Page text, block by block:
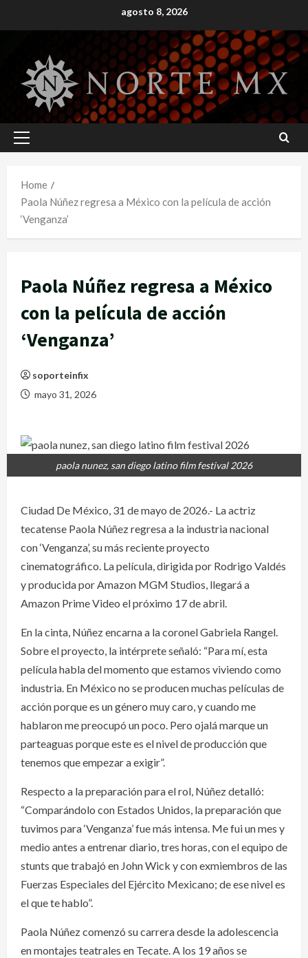
to
agosto 8, 2026
Primary
Home
Paola Núñez regresa a México con la película de acción
‘Venganza’
Paola Núñez regresa a México
con la película de acción
‘Venganza’
soporteinfix
mayo 31, 2026
paola nunez, san diego latino film festival 2026
Ciudad De México, 31 de mayo de 2026.- La actriz
tecatense Paola Núñez regresa a la industria nacional
con ‘Venganza’, su más reciente proyecto
cinematográfico. La película, dirigida por Rodrigo Valdés
y producida por Amazon MGM Studios, llegará a
Amazon Prime Video el próximo 17 de abril.
En la cinta, Núñez encarna a la coronel Gabriela Rangel.
Sobre el proyecto, la intérprete señaló: “Para mí, esta
película habla del momento que estamos viviendo como
industria. En México no se producen muchas películas de
acción porque es un género muy caro, y cuando me
hablaron me preocupó un poco. Pero ojalá marque un
parteaguas porque este es el nivel de producción que
tenemos que empezar a exigir”.
Respecto a la preparación para el rol, Núñez detalló:
“Comparándolo con Estados Unidos, la preparación que
tuvimos para ‘Venganza’ fue más intensa. Me fui un mes y
medio antes a entrenar diario, tres horas, con el equipo de
stunts que trabajó en John Wick y con exmiembros de las
Fuerzas Especiales del Ejército Mexicano; de ese nivel es
el que te hablo”.
Paola Núñez comenzó su carrera desde la adolescencia
en montajes teatrales en Tecate. A los 19 años se